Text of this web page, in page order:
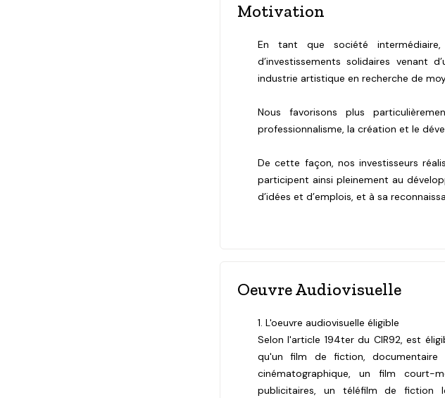
Motivation
En tant que société
d’investissements solidaires venant
industrie artistique en recherche de
Nous favorisons plus
professionnalisme, la création et le
De cette façon, nos investisseurs
participent ainsi pleinement au
d’idées et d’emplois, et à sa
Oeuvre Audiovisuelle
1. L'oeuvre audiovisuelle éligible
Selon l'article 194ter du CIR92, est
qu'un film de fiction,
cinématographique, un film court-
publicitaires, un téléfilm de fiction